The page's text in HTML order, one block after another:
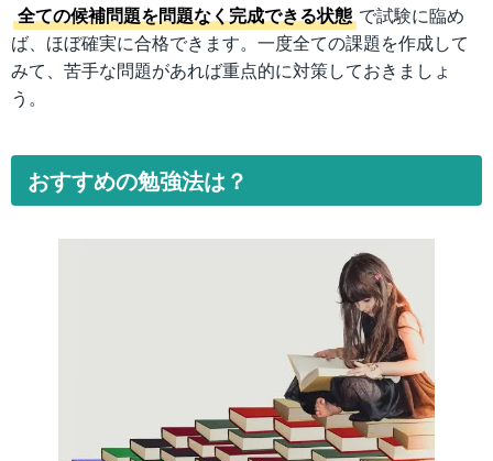
全ての候補問題を問題なく完成できる状態 で試験に臨め
ば、ほぼ確実に合格できます。一度全ての課題を作成して
みて、苦手な問題があれば重点的に対策しておきましょ
う。
おすすめの勉強法は？